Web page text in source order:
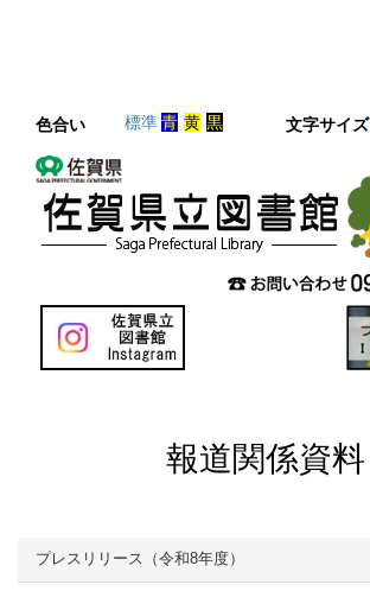
色合い 標準青 黄 黒 文字サイズ
報道関係資料
プレスリリース（令和8年度）